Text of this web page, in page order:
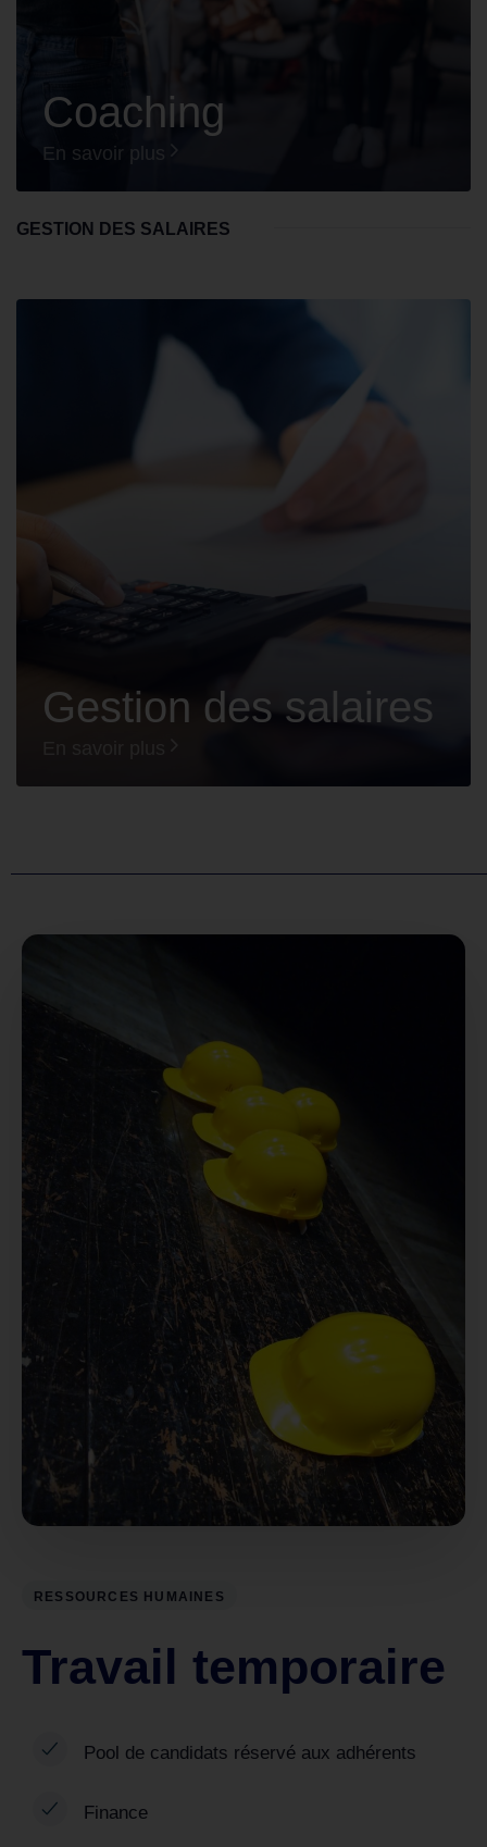
Coaching
En savoir plus
GESTION DES SALAIRES
Gestion des salaires
RESSOURCES HUMAINES
Travail temporaire
Pool de candidats réservé aux adhérents
Finance